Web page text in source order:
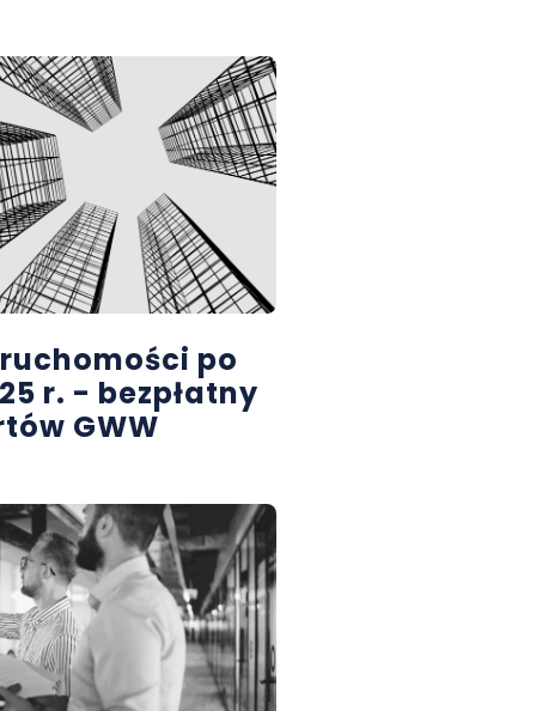
po
r. - bezpłatny
GWW